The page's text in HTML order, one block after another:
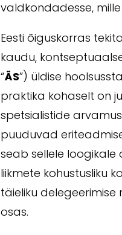
valdkondadesse,
Eesti õiguskorras
kaudu,
“ÄS”) üldise
praktika kohaselt on
spetsialistide
puuduvad
seab sellele loogikale
liikmete kohustusliku
täieliku delegeerimise
osas.